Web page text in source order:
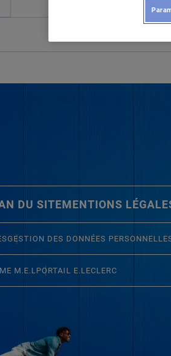
DU SITEMENTIONS
GESTION DES DONNÉES
M.E.LPORTAIL E.LECLERC